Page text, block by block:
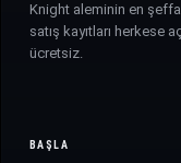
Knight aleminin en
satış kayıtları herkese
ücretsiz.
BAŞLA